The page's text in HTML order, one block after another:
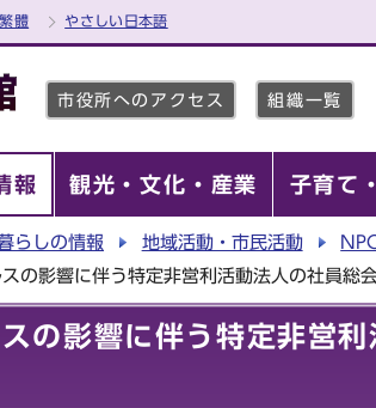
體 やさしい日本語
市役所へのアクセス 組織一覧
報 観光・文化・産業 子育て
らしの情報 地域活動・市民活動
の影響に伴う特定非営利活動法人の社員総
の影響に伴う特定非営